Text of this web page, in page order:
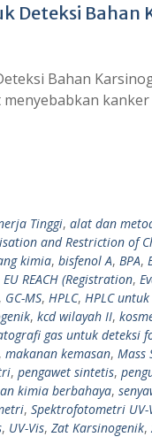
Deteksi
Bahan
menyebabkan
Tinggi, alat dan
and Restriction of
kimia, bisfenol A, BPA,
EU REACH (Registration,
, GC-MS, HPLC, HPLC
, kcd wilayah II,
gas untuk deteksi
, makanan kemasan, Mass
, pengawet sintetis,
kimia berbahaya,
, Spektrofotometri UV-
, UV-Vis, Zat Karsinogenik,